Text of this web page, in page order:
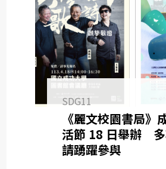
SDG11
《麗文校園書局》
活節 18 日舉辦
請踴躍參與